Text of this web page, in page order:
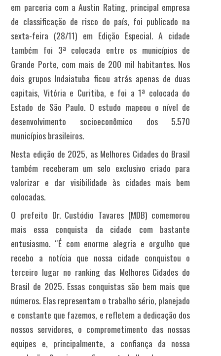
em parceria com a Austin Rating, principal empresa
de classificação de risco do país, foi publicado na
sexta-feira (28/11) em Edição Especial. A cidade
também foi 3ª colocada entre os municípios de
Grande Porte, com mais de 200 mil habitantes. Nos
dois grupos Indaiatuba ficou atrás apenas de duas
capitais, Vitória e Curitiba, e foi a 1ª colocada do
Estado de São Paulo. O estudo mapeou o nível de
desenvolvimento socioeconômico dos 5.570
municípios brasileiros.
Nesta edição de 2025, as Melhores Cidades do Brasil
também receberam um selo exclusivo criado para
valorizar e dar visibilidade às cidades mais bem
colocadas.
O prefeito Dr. Custódio Tavares (MDB) comemorou
mais essa conquista da cidade com bastante
entusiasmo. “É com enorme alegria e orgulho que
recebo a notícia que nossa cidade conquistou o
terceiro lugar no ranking das Melhores Cidades do
Brasil de 2025. Essas conquistas são bem mais que
números. Elas representam o trabalho sério, planejado
e constante que fazemos, e refletem a dedicação dos
nossos servidores, o comprometimento das nossas
equipes e, principalmente, a confiança da nossa